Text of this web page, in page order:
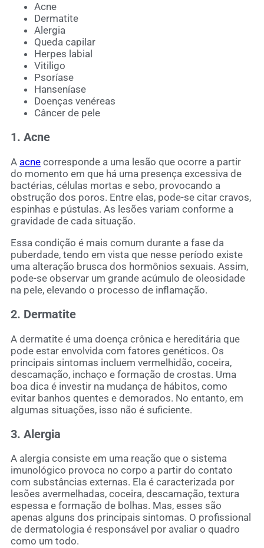
Acne
Dermatite
Alergia
Queda capilar
Herpes labial
Vitiligo
Psoríase
Hanseníase
Doenças venéreas
Câncer de pele
1. Acne
A acne corresponde a uma lesão que ocorre a partir
do momento em que há uma presença excessiva de
bactérias, células mortas e sebo, provocando a
obstrução dos poros. Entre elas, pode-se citar cravos,
espinhas e pústulas. As lesões variam conforme a
gravidade de cada situação.
Essa condição é mais comum durante a fase da
puberdade, tendo em vista que nesse período existe
uma alteração brusca dos hormônios sexuais. Assim,
pode-se observar um grande acúmulo de oleosidade
na pele, elevando o processo de inflamação.
2. Dermatite
A dermatite é uma doença crônica e hereditária que
pode estar envolvida com fatores genéticos. Os
principais sintomas incluem vermelhidão, coceira,
descamação, inchaço e formação de crostas. Uma
boa dica é investir na mudança de hábitos, como
evitar banhos quentes e demorados. No entanto, em
algumas situações, isso não é suficiente.
3. Alergia
A alergia consiste em uma reação que o sistema
imunológico provoca no corpo a partir do contato
com substâncias externas. Ela é caracterizada por
lesões avermelhadas, coceira, descamação, textura
espessa e formação de bolhas. Mas, esses são
apenas alguns dos principais sintomas. O profissional
de dermatologia é responsável por avaliar o quadro
como um todo.